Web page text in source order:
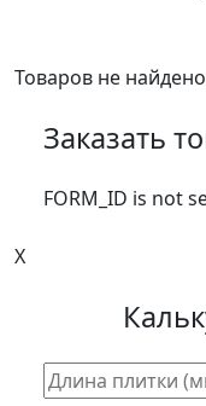
Товаров не найдено
Заказать
FORM_ID is not
X